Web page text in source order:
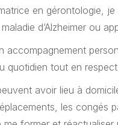
en gérontologie,
d’Alzheimer ou
accompagnement
quotidien tout en
avoir lieu à
les congés